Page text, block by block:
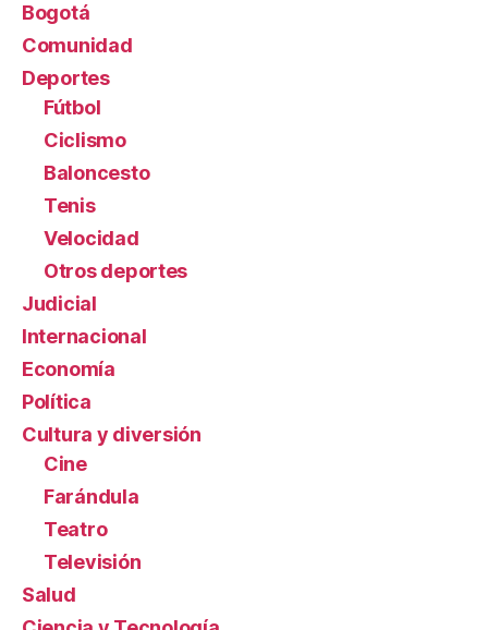
Bogotá
Comunidad
Deportes
Fútbol
Ciclismo
Baloncesto
Tenis
Velocidad
Otros deportes
Judicial
Internacional
Economía
Política
Cultura y diversión
Cine
Farándula
Teatro
Televisión
Salud